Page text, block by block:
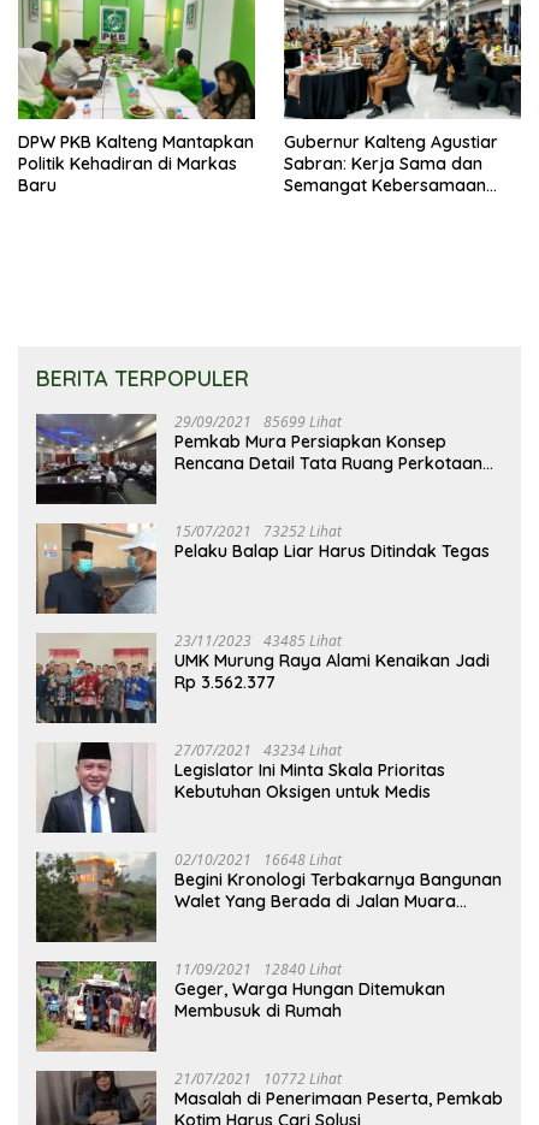
DPW PKB Kalteng Mantapkan
Politik Kehadiran di Markas
Baru
Gubernur Kalteng Agustiar
Sabran: Kerja Sama dan
Semangat Kebersamaan
BERITA TERPOPULER
29/09/2021 85699 Lihat
Pemkab Mura Persiapkan Konsep
Rencana Detail Tata Ruang Perkotaan
15/07/2021 73252 Lihat
Pelaku Balap Liar Harus Ditindak Tegas
23/11/2023 43485 Lihat
UMK Murung Raya Alami Kenaikan Jadi
Rp 3.562.377
27/07/2021 43234 Lihat
Legislator Ini Minta Skala Prioritas
Kebutuhan Oksigen untuk Medis
02/10/2021 16648 Lihat
Begini Kronologi Terbakarnya Bangunan
Walet Yang Berada di Jalan Muara
11/09/2021 12840 Lihat
Geger, Warga Hungan Ditemukan
Membusuk di Rumah
21/07/2021 10772 Lihat
Masalah di Penerimaan Peserta, Pemkab
Kotim Harus Cari Solusi